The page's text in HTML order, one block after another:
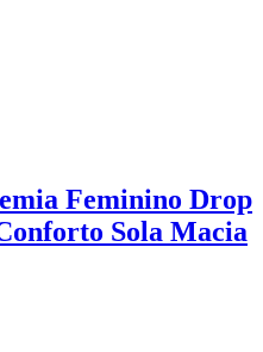
Feminino Drop
Sola Macia